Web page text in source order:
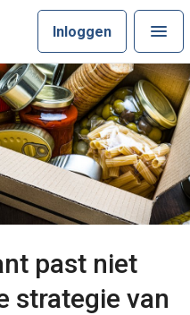
Inloggen
past niet
strategie van